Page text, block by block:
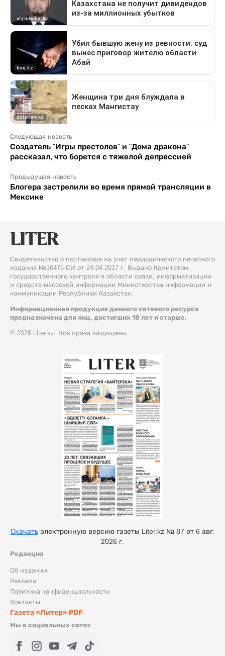
Следующая новость
Создатель "Игры престолов" и "Дома дракона"
рассказал, что борется с тяжелой депрессией
Предыдущая новость
Блогера застрелили во время прямой трансляции в
Мексике
Свидетельство о постановке на учет периодического печатного
издания №16475-СИ от 24.04.2017 г. Выдано Комитетом
государственного контроля в области связи, информатизации
и средств массовой информации Министерства информации и
коммуникации Республики Казахстан.
Информационная продукция данного сетевого ресурса
предназначена для лиц, достигших 18 лет и старше.
© 2026 Liter.kz. Все права защищены.
Редакция
Об издании
Реклама
Политика конфиденциальности
Контакты
Газета «Литер» PDF
Мы в социальных сетях
Скачатьэлектронную версию газеты Liter.kz № 87 от 6 авг.
2026 г.